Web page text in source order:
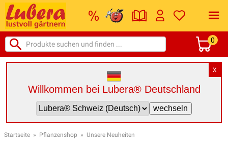
0
X
Willkommen bei Lubera® Deutschland
Startseite » Pflanzenshop » Unsere Neuheiten